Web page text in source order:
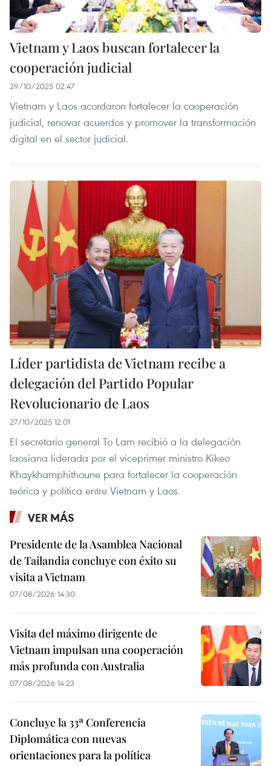
Vietnam y Laos buscan fortalecer la
cooperación judicial
29/10/2025 02:47
Vietnam y Laos acordaron fortalecer la cooperación
judicial, renovar acuerdos y promover la transformación
digital en el sector judicial.
Líder partidista de Vietnam recibe a
delegación del Partido Popular
Revolucionario de Laos
27/10/2025 12:01
El secretario general To Lam recibió a la delegación
laosiana liderada por el viceprimer ministro Kikeo
Khaykhamphithoune para fortalecer la cooperación
teórica y política entre Vietnam y Laos.
VER MÁS
Presidente de la Asamblea Nacional
de Tailandia concluye con éxito su
visita a Vietnam
07/08/2026 14:30
Visita del máximo dirigente de
Vietnam impulsan una cooperación
más profunda con Australia
07/08/2026 14:23
Concluye la 33ª Conferencia
Diplomática con nuevas
orientaciones para la política